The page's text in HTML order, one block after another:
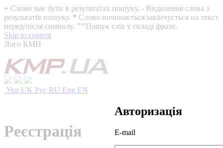
+ Слово має бути в результатах пошуку. - Видалення слова з
результатів пошуку. * Слово починається/закінчується на текст
перед/після символу. ""Пошук слів у складі фрази.
Skip to content
Лого КМП
Укр UK Рус RU Eng EN
Авторизація
E-mail
Реєстрація